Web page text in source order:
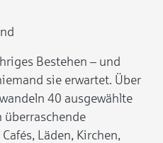
Bestehen – und
sie erwartet. Über
40 ausgewählte
überraschende
Läden, Kirchen,